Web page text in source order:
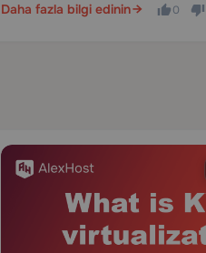
Daha fazla bilgi edinin 0